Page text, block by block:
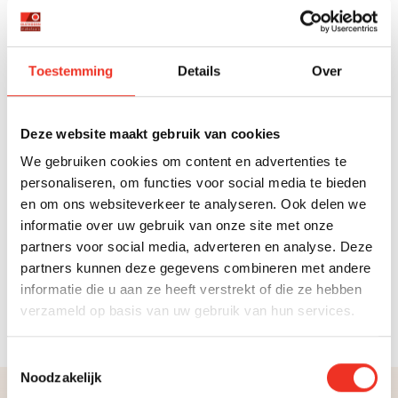
Toestemming Details Over
Deze website maakt gebruik van cookies
We gebruiken cookies om content en advertenties te
personaliseren, om functies voor social media te bieden
en om ons websiteverkeer te analyseren. Ook delen we
informatie over uw gebruik van onze site met onze
partners voor social media, adverteren en analyse. Deze
partners kunnen deze gegevens combineren met andere
informatie die u aan ze heeft verstrekt of die ze hebben
verzameld op basis van uw gebruik van hun services.
Noodzakelijk
Met een uitgebreid netwerk van contacten in de regio
weet je aankoopmakelaar vaak welke woningen er
binnenkort op de markt komen en kan hierop inspelen
tijdens de onderhandelingen.
ONDERHANDELINGSTECHNIEKEN
Er zijn verschillende onderhandelingstechnieken die je
kunt inzetten tijdens de onderhandelingen. Onze
makelaars weten precies wat werkt in jouw specifieke
situatie.
Kortom, kun je een objectieve sparringpartner aan je
zijde gebruiken? Neem contactmet ons op!